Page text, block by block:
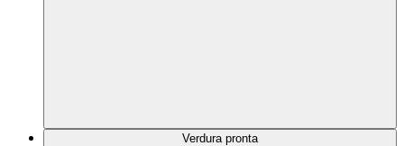
Verdura pronta